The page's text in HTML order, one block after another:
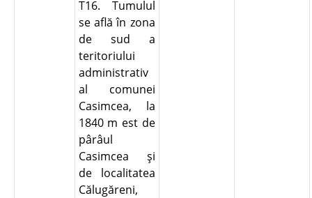
T16. Tumulul
se află în zona
de sud a
teritoriului
administrativ
al comunei
Casimcea, la
1840 m est de
pârâul
Casimcea şi
de localitatea
Călugăreni,